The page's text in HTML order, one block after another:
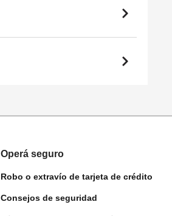
Operá seguro
Robo o extravío de tarjeta de crédito
Consejos de seguridad